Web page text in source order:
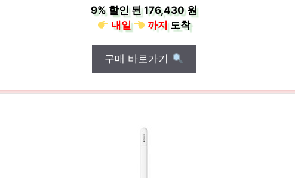
9%할인 된176,430 원
내일
까지도착
구매 바로가기